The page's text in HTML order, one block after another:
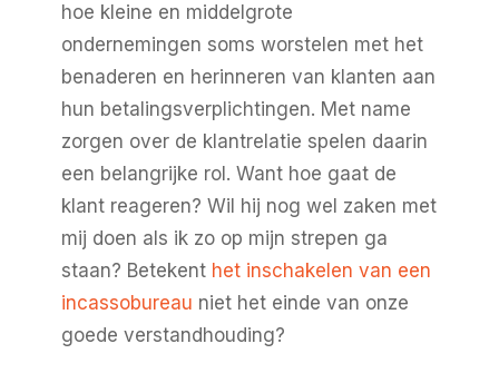
hoe kleine en middelgrote
ondernemingen soms worstelen met het
benaderen en herinneren van klanten aan
hun betalingsverplichtingen. Met name
zorgen over de klantrelatie spelen daarin
een belangrijke rol. Want hoe gaat de
klant reageren? Wil hij nog wel zaken met
mij doen als ik zo op mijn strepen ga
staan? Betekent het inschakelen van een
incassobureau niet het einde van onze
goede verstandhouding?